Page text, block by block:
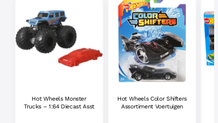
Hot Wheels Monster
Trucks – 1:64 Diecast Asst
Hot Wheels Color Shifters
Assortiment Voertuigen